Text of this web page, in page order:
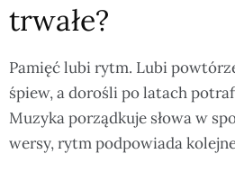
trwałe?
Pamięć lubi rytm. Lubi
śpiew, a dorośli po latach
Muzyka porządkuje słowa w
wersy, rytm podpowiada